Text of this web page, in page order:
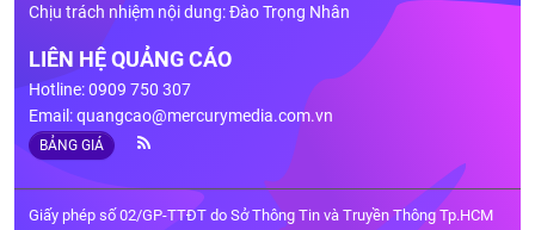
Chịu trách nhiệm nội dung: Đào Trọng Nhân
LIÊN HỆ QUẢNG CÁO
Hotline: 0909 750 307
Email:quangcao@mercurymedia.com.vn
BẢNG GIÁ
Giấy phép số 02/GP-TTĐT do Sở Thông Tin và Truyền Thông Tp.HCM